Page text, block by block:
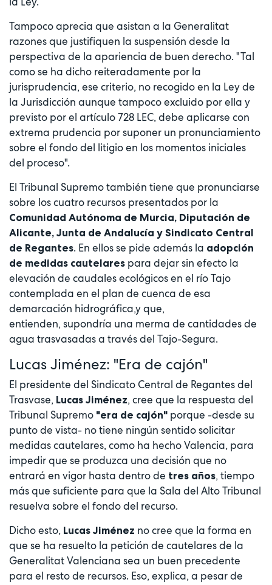
Tampoco aprecia que asistan a la Generalitat
razones que justifiquen la suspensión desde la
perspectiva de la apariencia de buen derecho. "Tal
como se ha dicho reiteradamente por la
jurisprudencia, ese criterio, no recogido en la Ley de
la Jurisdicción aunque tampoco excluido por ella y
previsto por el artículo 728 LEC, debe aplicarse con
extrema prudencia por suponer un pronunciamiento
sobre el fondo del litigio en los momentos iniciales
del proceso".
El Tribunal Supremo también tiene que pronunciarse
sobre los cuatro recursos presentados por la
Comunidad Autónoma de Murcia, Diputación de
Alicante, Junta de Andalucía y Sindicato Central
de Regantes. En ellos se pide además la adopción
de medidas cautelares para dejar sin efecto la
elevación de caudales ecológicos en el río Tajo
contemplada en el plan de cuenca de esa
demarcación hidrográfica,y que,
entienden, supondría una merma de cantidades de
agua trasvasadas a través del Tajo-Segura.
Lucas Jiménez: "Era de cajón"
El presidente del Sindicato Central de Regantes del
Trasvase, Lucas Jiménez, cree que la respuesta del
Tribunal Supremo "era de cajón" porque -desde su
punto de vista- no tiene ningún sentido solicitar
medidas cautelares, como ha hecho Valencia, para
impedir que se produzca una decisión que no
entrará en vigor hasta dentro de tres años, tiempo
más que suficiente para que la Sala del Alto Tribunal
resuelva sobre el fondo del recurso.
Dicho esto, Lucas Jiménez no cree que la forma en
que se ha resuelto la petición de cautelares de la
Generalitat Valenciana sea un buen precedente
para el resto de recursos. Eso, explica, a pesar de